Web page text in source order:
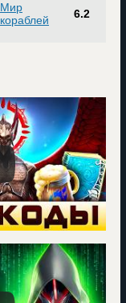
Мир
кораблей
6.2